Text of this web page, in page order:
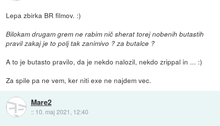
Lepa zbirka BR filmov. :)
Bilokam drugam grem ne rabim nič sherat torej nobenih butastih
pravil zakaj je to polj tak zanimivo ? za butalce ?
A to je butasto pravilo, da je nekdo nalozil, nekdo zrippal in ... :)
Za spile pa ne vem, ker niti exe ne najdem vec.
Mare2
:: 10. maj 2021, 12:40